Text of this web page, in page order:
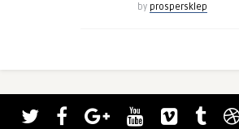
by prospersklep